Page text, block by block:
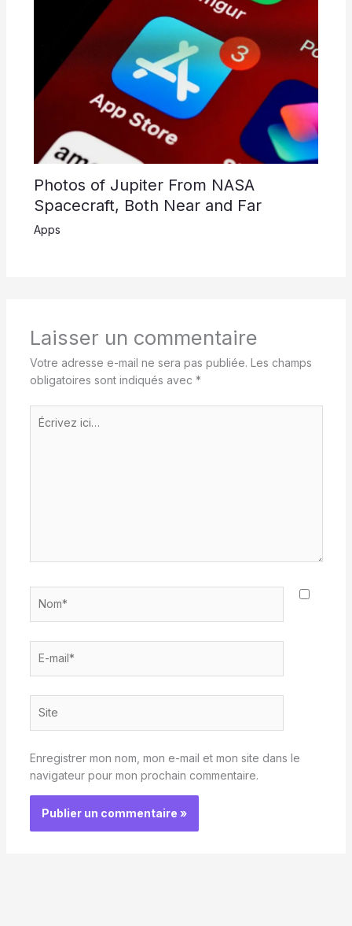
Photos of Jupiter From NASA
Spacecraft, Both Near and Far
Apps
Laisser un commentaire
Votre adresse e-mail ne sera pas publiée. Les champs
obligatoires sont indiqués avec *
Écrivez
ici…
mail*
Enregistrer mon nom, mon e-mail et mon site dans le
navigateur pour mon prochain commentaire.